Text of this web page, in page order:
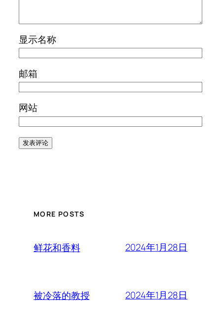
显示名称
邮箱
网站
MORE POSTS
鲜花和香料 2024年1月28日
被冷落的教授 2024年1月28日